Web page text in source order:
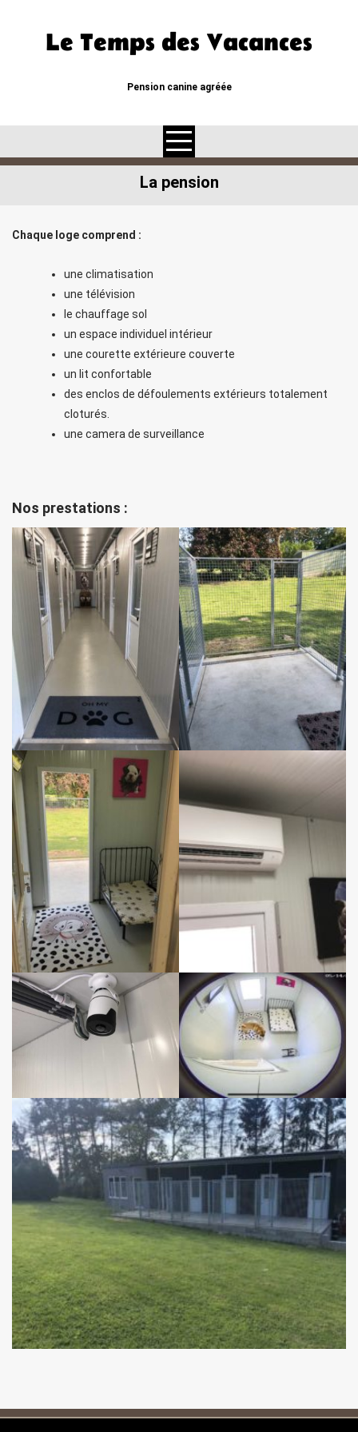
Le Temps des Vacances
Pension canine agréée
La pension
Chaque loge comprend :
une climatisation
une télévision
le chauffage sol
un espace individuel intérieur
une courette extérieure couverte
un lit confortable
des enclos de défoulements extérieurs totalement
cloturés.
une camera de surveillance
Nos prestations :